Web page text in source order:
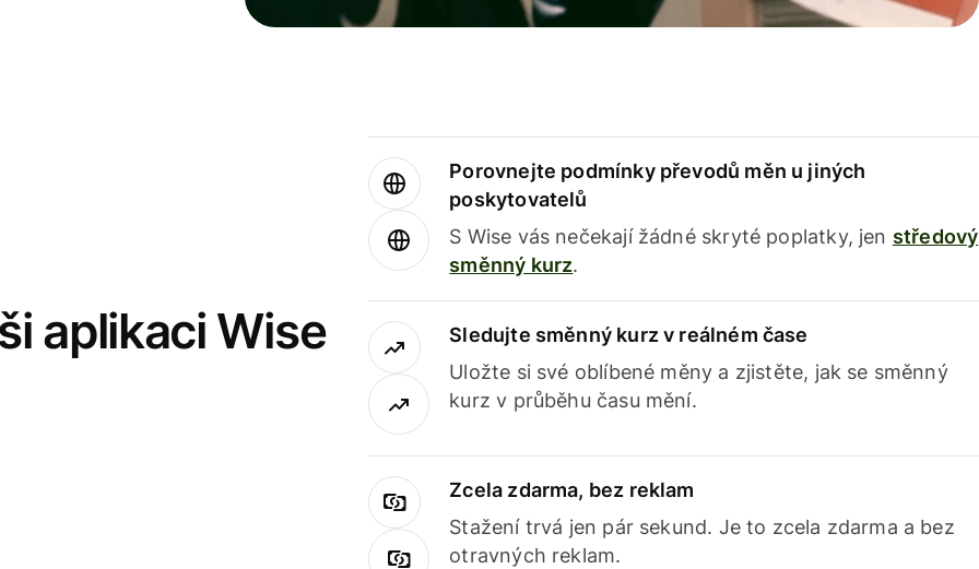
aplikaci Wise
Porovnejte podmínky převodů měn u jiných
poskytovatelů
S Wise vás nečekají žádné skryté poplatky, jen středový
směnný kurz.
Sledujte směnný kurz v reálném čase
Uložte si své oblíbené měny a zjistěte, jak se směnný
kurz v průběhu času mění.
Zcela zdarma, bez reklam
Stažení trvá jen pár sekund. Je to zcela zdarma a bez
otravných reklam.